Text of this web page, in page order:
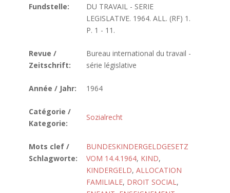
Fundstelle:
DU TRAVAIL - SERIE
LEGISLATIVE. 1964. ALL. (RF) 1.
P. 1 - 11.
Revue /
Zeitschrift:
Bureau international du travail -
série législative
Année / Jahr: 1964
Catégorie /
Kategorie:
Sozialrecht
Mots clef /
Schlagworte:
BUNDESKINDERGELDGESETZ
VOM 14.4.1964, KIND,
KINDERGELD, ALLOCATION
FAMILIALE, DROIT SOCIAL,